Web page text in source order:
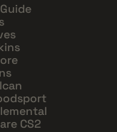
CS2